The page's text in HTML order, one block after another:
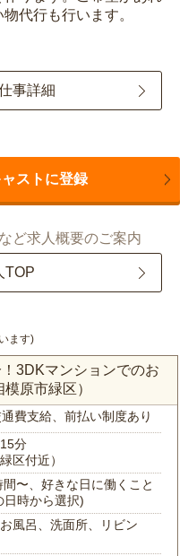
代行も行います。
事詳細
ストに登録
ど求人概要のご案内
TOP
ます)
3DKマンションでのお
原市緑区）
通費支給、前払い制度あり
分
区付近）
〜、好きな日に働くこと
日時から選択)
風呂、洗面所、リビン